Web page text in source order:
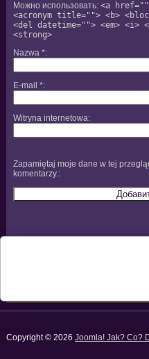
Можно использовать: <a
<acronym title=""> <b>
<del datetime=""> <em> <i>
<strong>
Nazwa *
E-mail *
Witryna internetowa
Zapamiętaj moje dane w tej
komentarzy.
Copyright © 2026 Joomla! Jak? Co?